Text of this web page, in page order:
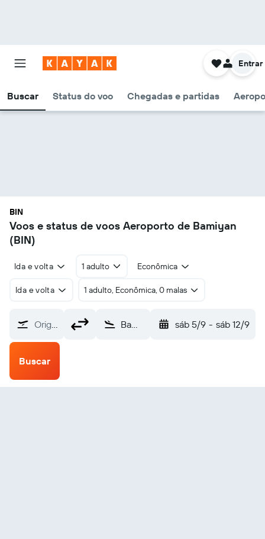
Buscar Status do voo Chegadas e partidas
Entrar
BIN
Voos e status de voos Aeroporto de Bamiyan
(BIN)
Ida e volta 1 adulto Econômica
Ida e volta 1 adulto, Econômica, 0 malas
Origem Bamiyan (BIN) sáb 5/9 - sáb 12/9
Buscar